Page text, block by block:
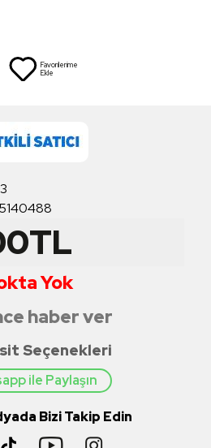
Favorilerime
Ekle
TL
Yok
haber ver
Seçenekleri
ile Paylaşın
Bizi Takip Edin